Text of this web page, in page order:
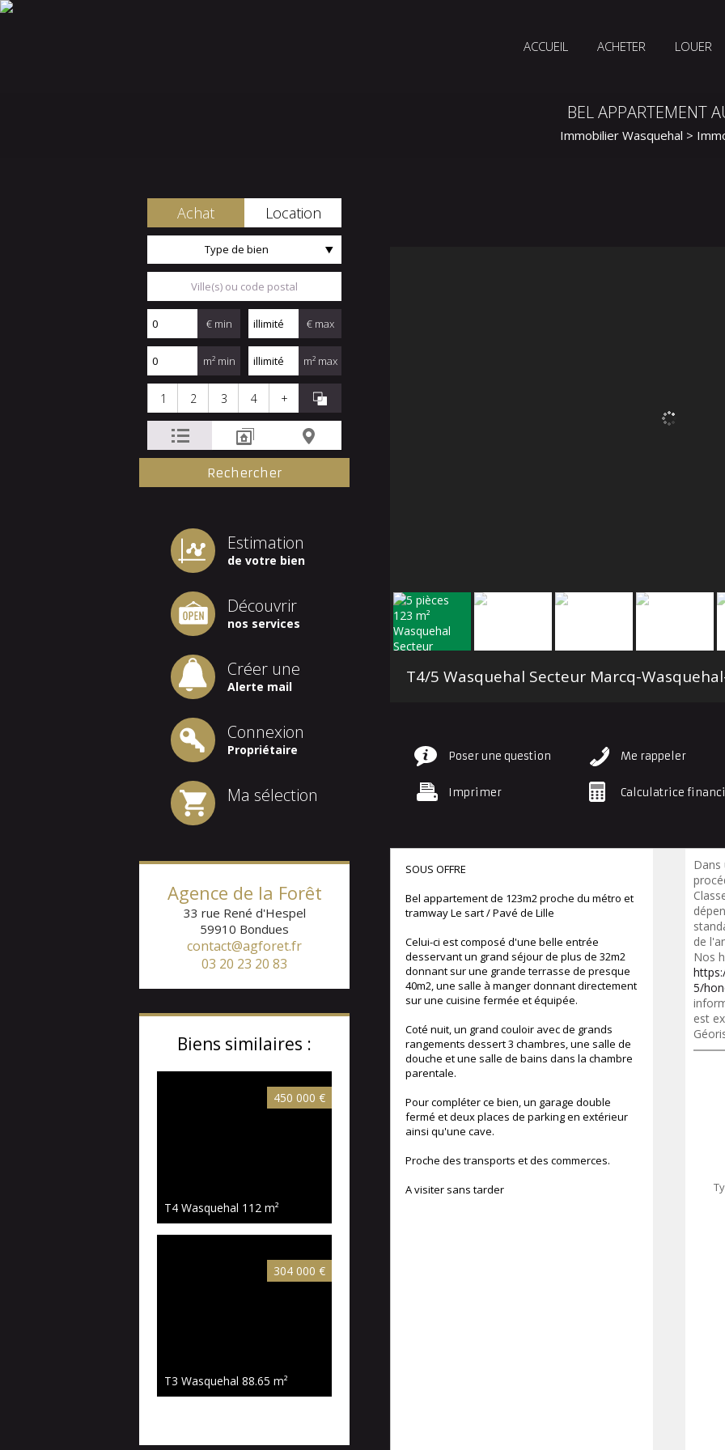
ACCUEIL ACHETER LOUER
BEL APPARTEMENT
Immobilier Wasquehal >
Achat Location
Type de bien
€ min € max
m² min m² max
1 2 3 4 +
Estimation
de votre bien
Découvrir
nos services
Créer une
Alerte mail
Connexion
Propriétaire
Ma sélection
Agence de la Forêt
33 rue René d'Hespel
59910 Bondues
contact@agforet.fr
03 20 23 20 83
Biens similaires :
450 000 €
T4 Wasquehal 112 m²
304 000 €
T3 Wasquehal 88.65 m²
Poser une question Me rappeler
Imprimer Calculatrice
SOUS OFFRE
Bel appartement de 123m2 proche du métro et
tramway Le sart / Pavé de Lille
Celui-ci est composé d'une belle entrée
desservant un grand séjour de plus de 32m2
donnant sur une grande terrasse de presque
40m2, une salle à manger donnant directement
sur une cuisine fermée et équipée.
Coté nuit, un grand couloir avec de grands
rangements dessert 3 chambres, une salle de
douche et une salle de bains dans la chambre
parentale.
Pour compléter ce bien, un garage double
fermé et deux places de parking en extérieur
ainsi qu'une cave.
Proche des transports et des commerces.
A visiter sans tarder
Dans
de
Nos
5/
est